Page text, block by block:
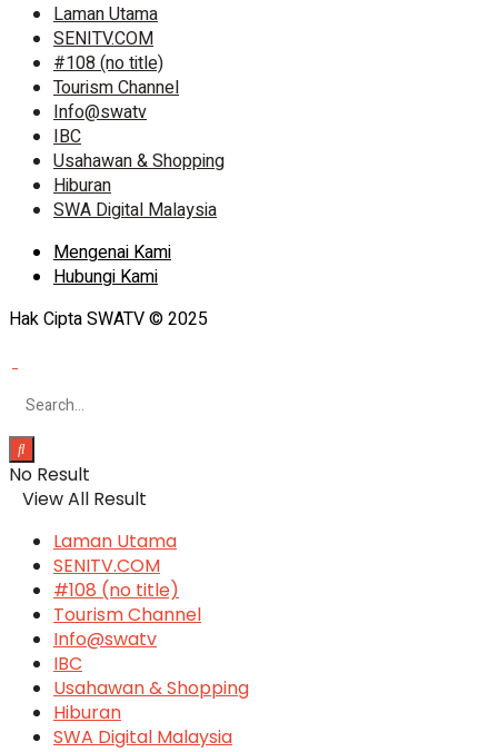
Laman Utama
SENITV.COM
#108 (no title)
Tourism Channel
Info@swatv
IBC
Usahawan & Shopping
Hiburan
SWA Digital Malaysia
Mengenai Kami
Hubungi Kami
Hak Cipta SWATV © 2025
No Result
View All Result
Laman Utama
SENITV.COM
#108 (no title)
Tourism Channel
Info@swatv
IBC
Usahawan & Shopping
Hiburan
SWA Digital Malaysia